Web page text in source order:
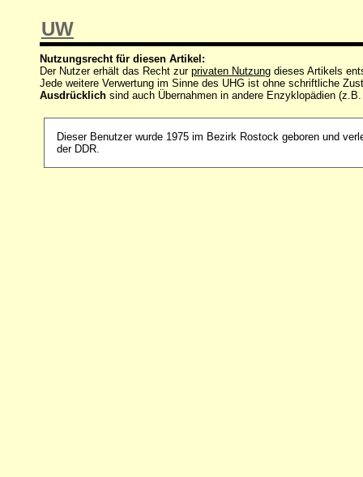
UW
Nutzungsrecht für diesen Artikel:
Der Nutzer erhält das Recht zur privaten Nutzung dieses Artikels
Jede weitere Verwertung im Sinne des UHG ist ohne schriftliche
Ausdrücklich sind auch Übernahmen in andere Enzyklopädien
Dieser Benutzer wurde 1975 im Bezirk Rostock geboren und
der DDR.